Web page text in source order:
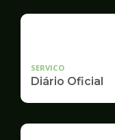
SERVICO
Diário Oficial